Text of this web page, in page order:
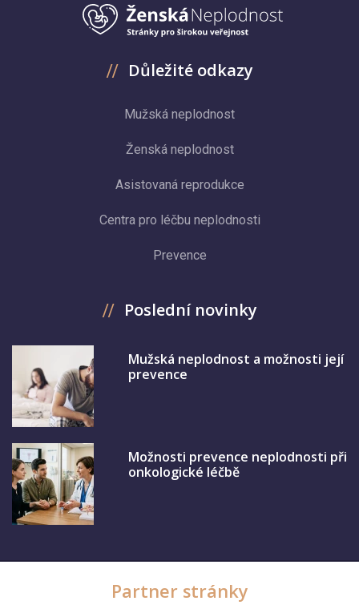
Důležité odkazy
Mužská neplodnost
Ženská neplodnost
Asistovaná reprodukce
Centra pro léčbu neplodnosti
Prevence
Poslední novinky
Mužská neplodnost a možnosti její
prevence
Možnosti prevence neplodnosti při
onkologické léčbě
Partner stránky